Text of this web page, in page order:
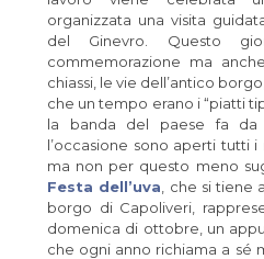
organizzata una visita
del Ginevro. Questo
commemorazione ma
chiassi, le vie dell’antico
che un tempo erano i “piatti
la banda del paese fa da
l’occasione sono aperti tutti i
ma non per questo meno
Festa dell’uva , che si tiene
borgo di Capoliveri,
domenica di ottobre, un
che ogni anno richiama a sé